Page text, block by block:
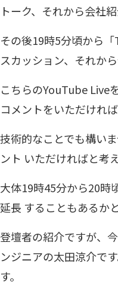
トーク、それから会社
その後19時5分頃から
スカッション、それか
こちらのYouTube Live
コメントをいただけれ
技術的なことでも構い
ント いただければと考
大体19時45分から20時
延長 することもあるか
登壇者の紹介ですが、
ンジニアの太田涼介で
す。